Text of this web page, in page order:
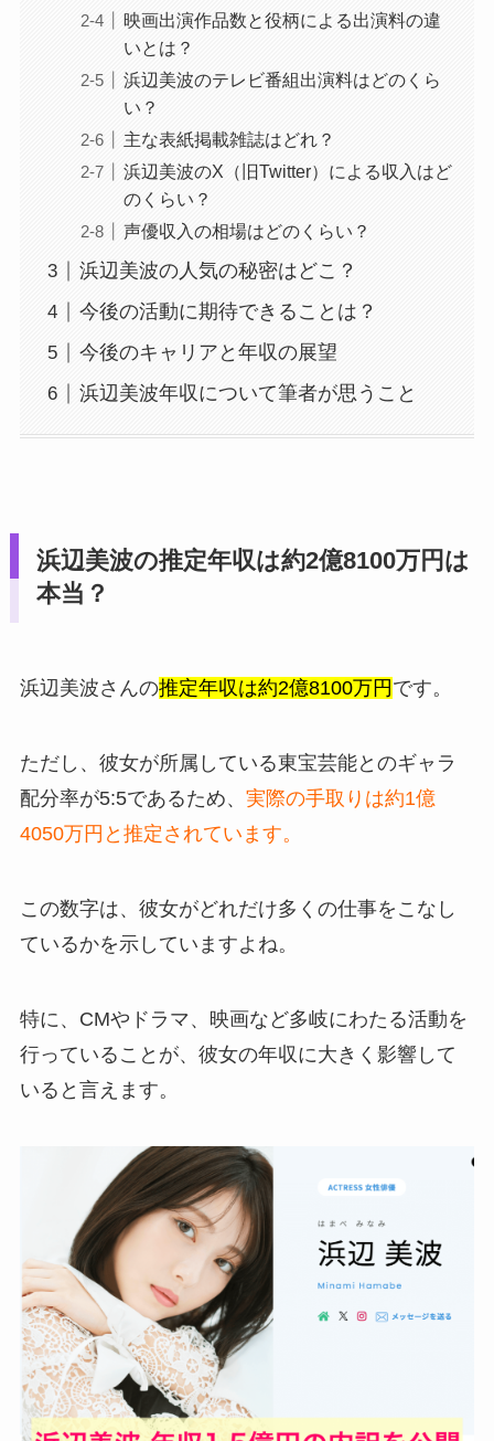
映画出演作品数と役柄による出演料の違
いとは？
浜辺美波のテレビ番組出演料はどのくら
い？
主な表紙掲載雑誌はどれ？
浜辺美波のX（旧Twitter）による収入はど
のくらい？
声優収入の相場はどのくらい？
浜辺美波の人気の秘密はどこ？
今後の活動に期待できることは？
今後のキャリアと年収の展望
浜辺美波年収について筆者が思うこと
浜辺美波の推定年収は約2億8100万円は
本当？
浜辺美波さんの推定年収は約2億8100万円 です。
ただし、彼女が所属している東宝芸能とのギャラ
配分率が5:5であるため、 実際の手取りは約1億
4050万円と推定されています。
この数字は、彼女がどれだけ多くの仕事をこなし
ているかを示していますよね。
特に、CMやドラマ、映画など多岐にわたる活動を
行っていることが、彼女の年収に大きく影響して
いると言えます。